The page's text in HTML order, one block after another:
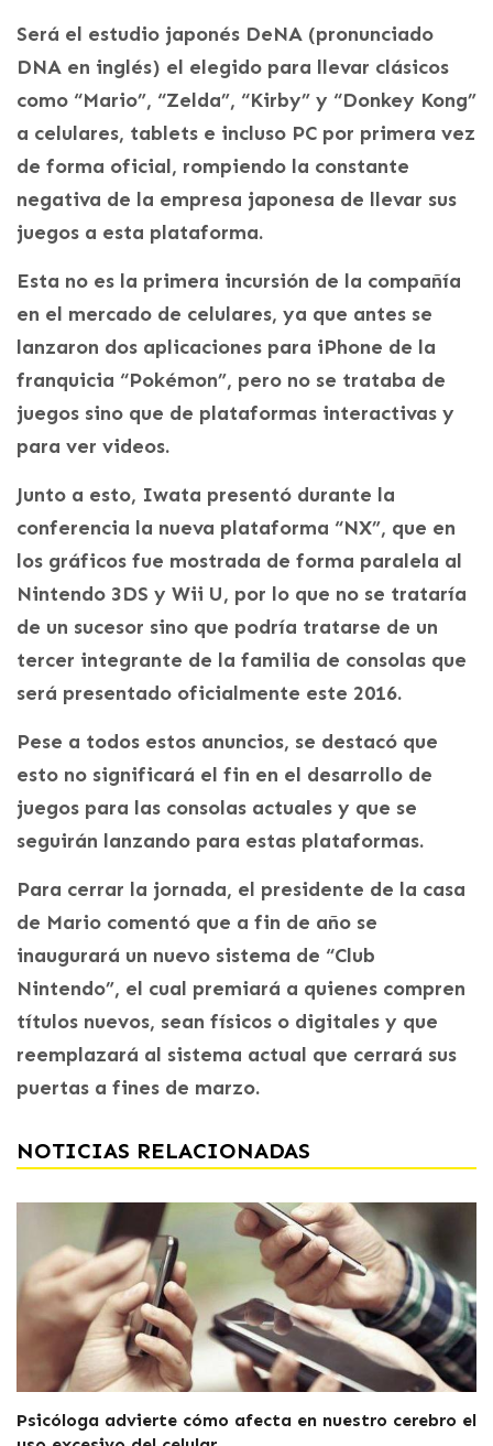
Será el estudio japonés DeNA (pronunciado
DNA en inglés) el elegido para llevar clásicos
como “Mario”, “Zelda”, “Kirby” y “Donkey Kong”
a celulares, tablets e incluso PC por primera vez
de forma oficial, rompiendo la constante
negativa de la empresa japonesa de llevar sus
juegos a esta plataforma.
Esta no es la primera incursión de la compañía
en el mercado de celulares, ya que antes se
lanzaron dos aplicaciones para iPhone de la
franquicia “Pokémon”, pero no se trataba de
juegos sino que de plataformas interactivas y
para ver videos.
Junto a esto, Iwata presentó durante la
conferencia la nueva plataforma “NX”, que en
los gráficos fue mostrada de forma paralela al
Nintendo 3DS y Wii U, por lo que no se trataría
de un sucesor sino que podría tratarse de un
tercer integrante de la familia de consolas que
será presentado oficialmente este 2016.
Pese a todos estos anuncios, se destacó que
esto no significará el fin en el desarrollo de
juegos para las consolas actuales y que se
seguirán lanzando para estas plataformas.
Para cerrar la jornada, el presidente de la casa
de Mario comentó que a fin de año se
inaugurará un nuevo sistema de “Club
Nintendo”, el cual premiará a quienes compren
títulos nuevos, sean físicos o digitales y que
reemplazará al sistema actual que cerrará sus
puertas a fines de marzo.
NOTICIAS RELACIONADAS
Psicóloga advierte cómo afecta en nuestro cerebro el